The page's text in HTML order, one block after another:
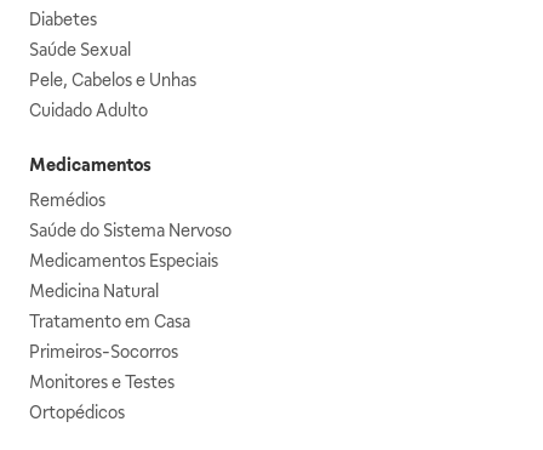
Diabetes
Saúde Sexual
Pele, Cabelos e Unhas
Cuidado Adulto
Medicamentos
Remédios
Saúde do Sistema Nervoso
Medicamentos Especiais
Medicina Natural
Tratamento em Casa
Primeiros-Socorros
Monitores e Testes
Ortopédicos